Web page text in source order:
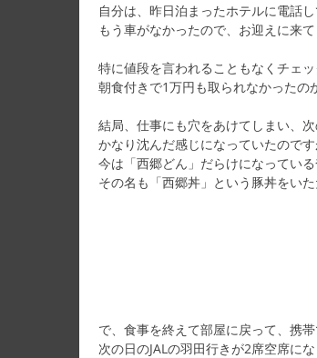
自分は、昨日泊まったホテルに電話
もう車がなかったので、お迎えに来て
特に値段を言われることもなくチェッ
朝食付きで1万円も取られなかったの
結局、仕事にも穴をあけてしまい、次
かなり沈んだ感じになっていたので
今は「西郷どん」だらけになっている
その名も「西郷丼」という豚丼をい
で、食事を終えて部屋に戻って、携帯
次の日のJALの羽田行きが2席空席にな